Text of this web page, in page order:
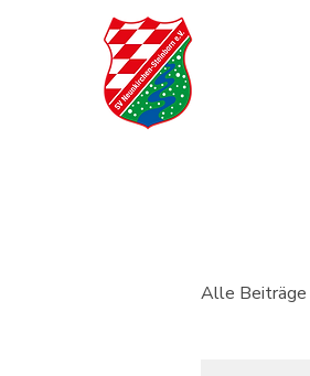
Alle Beiträge